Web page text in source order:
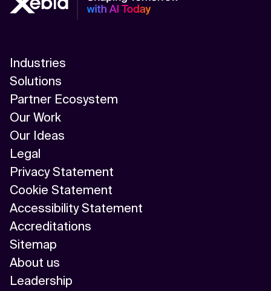
Industries
Solutions
Partner Ecosystem
Our Work
Our Ideas
Legal
Privacy Statement
Cookie Statement
Accessibility Statement
Accreditations
Sitemap
About us
Leadership